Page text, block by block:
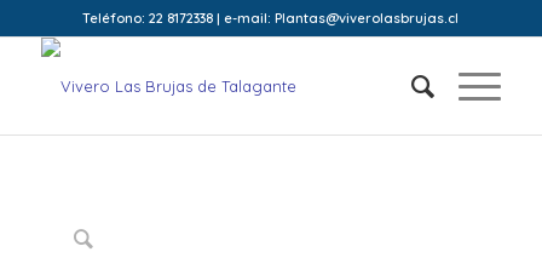
Teléfono: 22 8172338 | e-mail: Plantas@viverolasbrujas.cl